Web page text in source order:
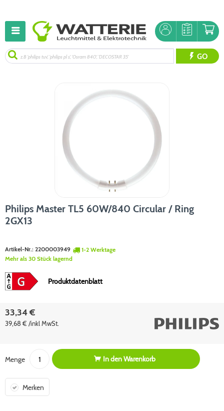
GO
Philips Master TL5 60W/840 Circular / Ring
2GX13
Artikel-Nr.: 2200003949
1-2 Werktage
Mehr als 30 Stück lagernd
Produktdatenblatt
33,34 €
39,68 € /inkl MwSt.
Menge In denWarenkorb
Merken